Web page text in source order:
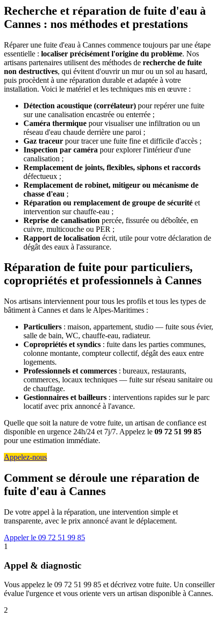
Recherche et réparation de fuite d'eau à
Cannes : nos méthodes et prestations
Réparer une fuite d'eau à Cannes commence toujours par une étape
essentielle : localiser précisément l'origine du problème. Nos
artisans partenaires utilisent des méthodes de recherche de fuite
non destructives, qui évitent d'ouvrir un mur ou un sol au hasard,
puis procèdent à une réparation durable et adaptée à votre
installation. Voici le matériel et les techniques mis en œuvre :
Détection acoustique (corrélateur) pour repérer une fuite
sur une canalisation encastrée ou enterrée ;
Caméra thermique pour visualiser une infiltration ou un
réseau d'eau chaude derrière une paroi ;
Gaz traceur pour tracer une fuite fine et difficile d'accès ;
Inspection par caméra pour explorer l'intérieur d'une
canalisation ;
Remplacement de joints, flexibles, siphons et raccords
défectueux ;
Remplacement de robinet, mitigeur ou mécanisme de
chasse d'eau ;
Réparation ou remplacement de groupe de sécurité et
intervention sur chauffe-eau ;
Reprise de canalisation percée, fissurée ou déboîtée, en
cuivre, multicouche ou PER ;
Rapport de localisation écrit, utile pour votre déclaration de
dégât des eaux à l'assurance.
Réparation de fuite pour particuliers,
copropriétés et professionnels à Cannes
Nos artisans interviennent pour tous les profils et tous les types de
bâtiment à Cannes et dans le Alpes-Maritimes :
Particuliers : maison, appartement, studio — fuite sous évier,
salle de bain, WC, chauffe-eau, radiateur.
Copropriétés et syndics : fuite dans les parties communes,
colonne montante, compteur collectif, dégât des eaux entre
logements.
Professionnels et commerces : bureaux, restaurants,
commerces, locaux techniques — fuite sur réseau sanitaire ou
de chauffage.
Gestionnaires et bailleurs : interventions rapides sur le parc
locatif avec prix annoncé à l'avance.
Quelle que soit la nature de votre fuite, un artisan de confiance est
disponible en urgence 24h/24 et 7j/7. Appelez le 09 72 51 99 85
pour une estimation immédiate.
Appelez-nous
Comment se déroule une réparation de
fuite d'eau à Cannes
De votre appel à la réparation, une intervention simple et
transparente, avec le prix annoncé avant le déplacement.
Appeler le 09 72 51 99 85
1
Appel & diagnostic
Vous appelez le 09 72 51 99 85 et décrivez votre fuite. Un conseiller
évalue l'urgence et vous oriente vers un artisan disponible à Cannes.
2